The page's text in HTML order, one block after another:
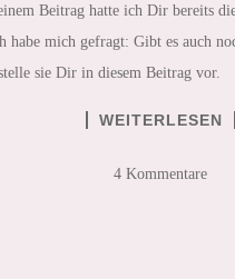
Beitrag hatte ich Dir bereits
habe mich gefragt: Gibt es auch
sie Dir in diesem Beitrag vor.
WEITERLESEN
4 Kommentare